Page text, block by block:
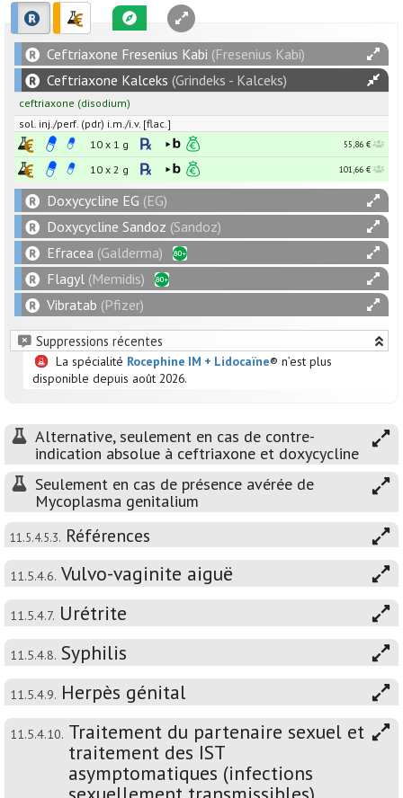
Ceftriaxone Fresenius Kabi (Fresenius Kabi)
Ceftriaxone Kalceks (Grindeks - Kalceks)
ceftriaxone (disodium)
sol. inj./perf. (pdr) i.m./i.v. [flac.]
10 x 1 g 55,86 €
10 x 2 g 101,66 €
Doxycycline EG (EG)
Doxycycline Sandoz (Sandoz)
Efracea (Galderma)
Flagyl (Memidis)
Vibratab (Pfizer)
Suppressions récentes
La spécialité Rocephine IM + Lidocaïne® n’est plus
disponible depuis août 2026.
Alternative, seulement en cas de contre-
indication absolue à ceftriaxone et doxycycline
Seulement en cas de présence avérée de
Mycoplasma genitalium
11.5.4.5.3. Références
11.5.4.6. Vulvo-vaginite aiguë
11.5.4.7. Urétrite
11.5.4.8. Syphilis
11.5.4.9. Herpès génital
11.5.4.10. Traitement du partenaire sexuel et
traitement des IST
asymptomatiques (infections